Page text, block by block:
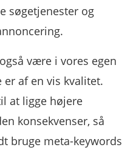
søgetjenester og
være i vores egen
af en vis kvalitet.
at ligge højere
konsekvenser, så
bruge meta-keywords